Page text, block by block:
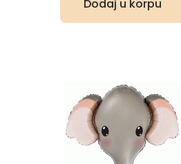
Dodaj u korpu